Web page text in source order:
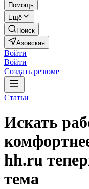
Помощь
Ещё
Поиск
Азовская
Войти
Войти
Создать резюме
Статьи
Искать
hh.ru
тема